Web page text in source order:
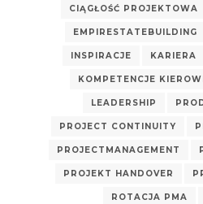
CIĄGŁOŚĆ PROJEKTOWA
EMPIRESTATEBUILDING
INSPIRACJE KARIERA
KOMPETENCJE
LEADERSHIP
PROJECT CONTINUITY
PROJECTMANAGEMENT
PROJEKT HANDOVER
ROTACJA PMA